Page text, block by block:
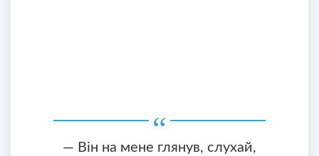
— Він на мене глянув, слухай,